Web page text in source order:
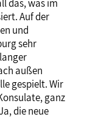
das, was im
Auf der
und
sehr
außen
gespielt. Wir
ganz
die neue